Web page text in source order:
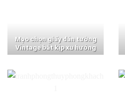
Mẹo chọn giấy dán tường
Vintage bắt kịp xu hướng